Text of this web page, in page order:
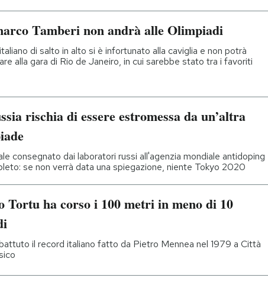
Tamberi non andrà alle Olimpiadi
di salto in alto si è infortunato alla caviglia e non potrà
alla gara di Rio de Janeiro, in cui sarebbe stato tra i favoriti
rischia di essere estromessa da un’altra
consegnato dai laboratori russi all'agenzia mondiale antidoping
se non verrà data una spiegazione, niente Tokyo 2020
Tortu ha corso i 100 metri in meno di 10
il record italiano fatto da Pietro Mennea nel 1979 a Città